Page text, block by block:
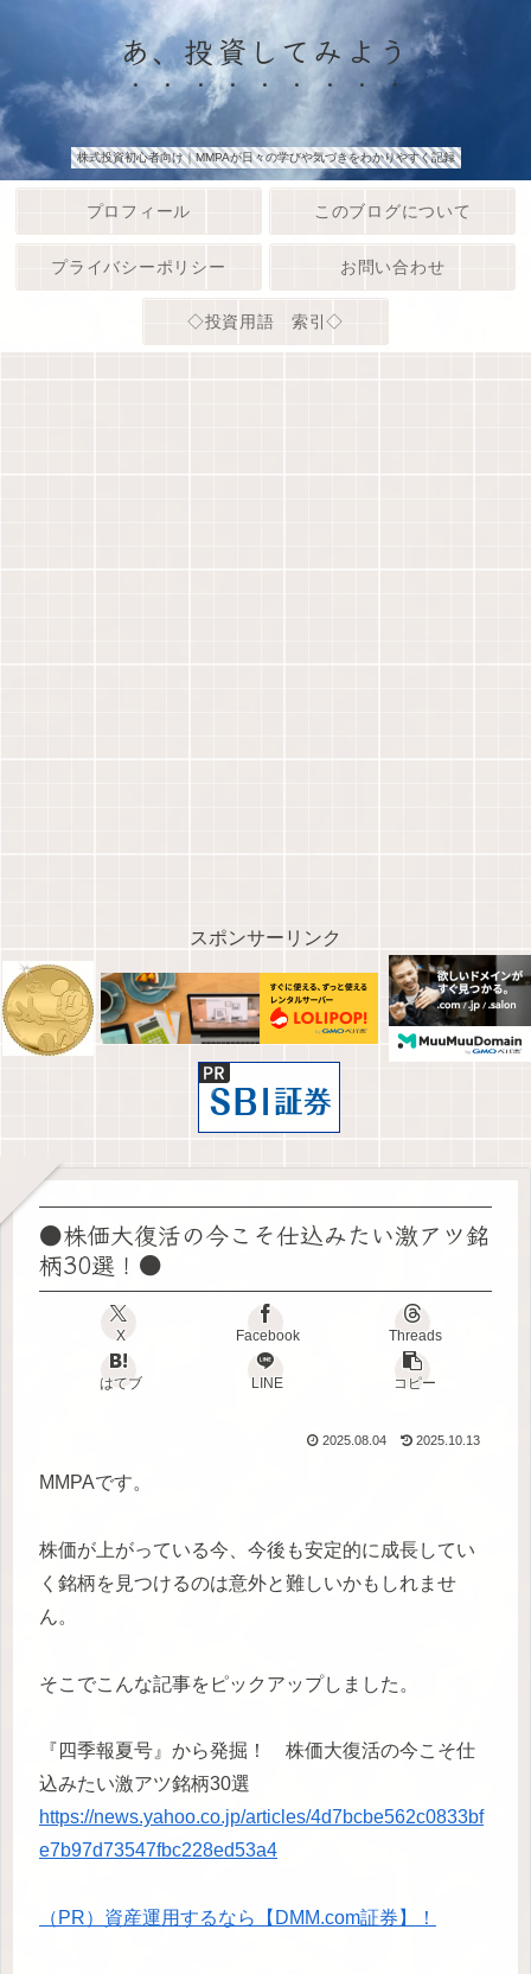
あ、投資してみよう
株式投資初心者向け｜MMPAが日々の学びや気づきをわかりやすく記録
プロフィール このブログについて
プライバシーポリシー お問い合わせ
◇投資用語 索引◇
スポンサーリンク
●株価大復活の今こそ仕込みたい激アツ銘
柄30選！●
X Facebook Threads
はてブ LINE コピー
2025.08.04 2025.10.13
MMPAです。
株価が上がっている今、今後も安定的に成長してい
く銘柄を見つけるのは意外と難しいかもしれませ
ん。
そこでこんな記事をピックアップしました。
『四季報夏号』から発掘！ 株価大復活の今こそ仕
込みたい激アツ銘柄30選
https://news.yahoo.co.jp/articles/4d7bcbe562c0833bf
e7b97d73547fbc228ed53a4
（PR）資産運用するなら【DMM.com証券】！